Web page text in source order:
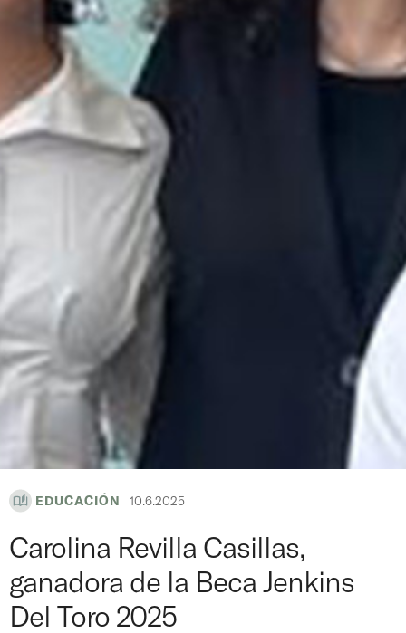
EDUCACIÓN 10.6.2025
Carolina Revilla Casillas,
ganadora de la Beca Jenkins
Del Toro 2025